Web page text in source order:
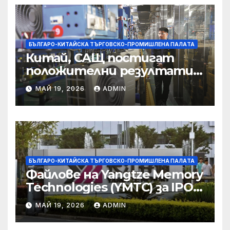
корпоративната
престъпност
БЪЛГАРО-КИТАЙСКА ТЪРГОВСКО-ПРОМИШЛЕНА ПАЛAТА
Китай, САЩ постигат
положителни резултати в
икономическите и
търговски консултации:
министерство
МАЙ 19, 2026 ADMIN
БЪЛГАРО-КИТАЙСКА ТЪРГОВСКО-ПРОМИШЛЕНА ПАЛAТА
Файлове на Yangtze Memory
Technologies (YMTC) за IPO
на STAR Market
МАЙ 19, 2026 ADMIN